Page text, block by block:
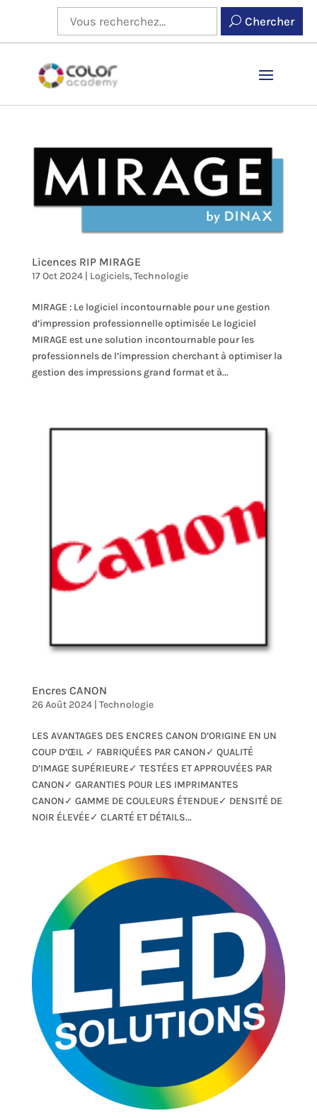
Chercher
Licences RIP MIRAGE
17 Oct 2024| Logiciels,Technologie
MIRAGE : Le logiciel incontournable pour une gestion
d’impression professionnelle optimisée Le logiciel
MIRAGE est une solution incontournable pour les
professionnels de l’impression cherchant à optimiser la
gestion des impressions grand format et à...
Encres CANON
26 Août 2024| Technologie
LES AVANTAGES DES ENCRES CANON D’ORIGINE EN UN
COUP D’ŒIL ✓ FABRIQUÉES PAR CANON✓ QUALITÉ
D’IMAGE SUPÉRIEURE✓ TESTÉES ET APPROUVÉES PAR
CANON✓ GARANTIES POUR LES IMPRIMANTES
CANON✓ GAMME DE COULEURS ÉTENDUE✓ DENSITÉ DE
NOIR ÉLEVÉE✓ CLARTÉ ET DÉTAILS...